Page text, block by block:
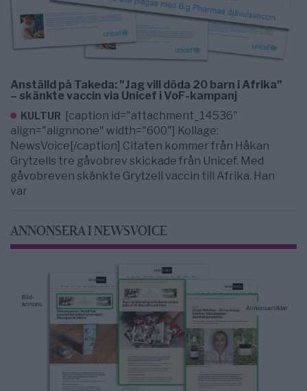
Anställd på Takeda: ”Jag vill döda 20 barn i Afrika”
– skänkte vaccin via Unicef i VoF-kampanj
KULTUR [caption id="attachment_14536"
align="alignnone" width="600"] Kollage:
NewsVoice[/caption] Citaten kommer från Håkan
Grytzells tre gåvobrev skickade från Unicef. Med
gåvobreven skänkte Grytzell vaccin till Afrika. Han
var
ANNONSERA I NEWSVOICE